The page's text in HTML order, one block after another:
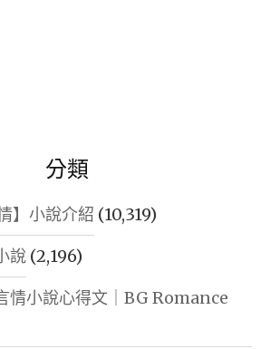
分類
】小說介紹 (10,319)
說 (2,196)
情小說心得文｜BG Romance